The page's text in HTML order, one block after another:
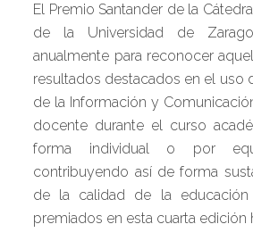
El Premio Santander de la
de la Universidad de
anualmente para reconocer
resultados destacados en el uso
de la Información y
docente durante el curso
forma individual o por
contribuyendo así de forma
de la calidad de la educación
premiados en esta cuarta edición